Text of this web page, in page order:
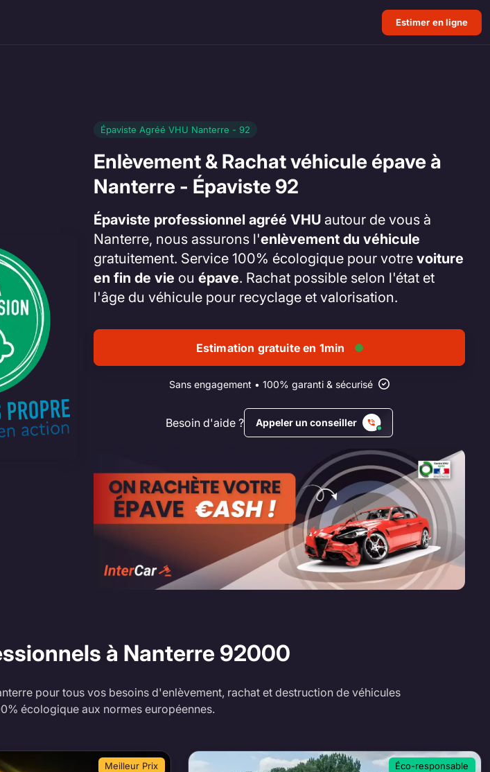
Estimer en ligne
Épaviste Agréé VHU Nanterre - 92
Enlèvement & Rachat véhicule épave à
Nanterre - Épaviste 92
Épaviste professionnel agréé VHU autour de vous à
Nanterre, nous assurons l'enlèvement du véhicule
gratuitement. Service 100% écologique pour votre voiture
en fin de vie ou épave. Rachat possible selon l'état et
l'âge du véhicule pour recyclage et valorisation.
Estimation gratuite en 1min
Sans engagement • 100% garanti & sécurisé
Besoin d'aide ? Appeler un conseiller
à Nanterre 92000
pour tous vos besoins d'enlèvement, rachat et destruction de véhicules
écologique aux normes européennes.
Meilleur Prix Éco-responsable